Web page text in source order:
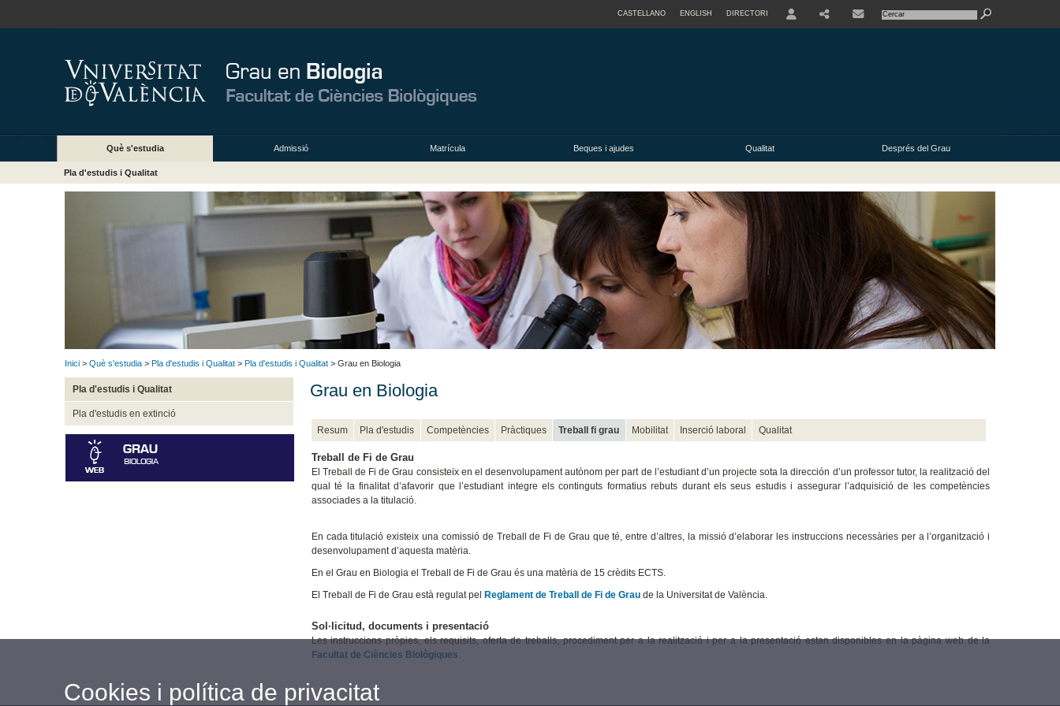
CASTELLANO ENGLISH DIRECTORI
Què s'estudia Admissió Matrícula Beques i ajudes Qualitat Després del Grau
Pla d'estudis i Qualitat
Inici > Què s'estudia > Pla d'estudis i Qualitat > Pla d'estudis i Qualitat > Grau en Biologia
Pla d'estudis i Qualitat
Pla d'estudis en extinció
Grau en Biologia
Resum Pla d'estudis Competències Pràctiques Treball fi grau Mobilitat Inserció laboral Qualitat
Treball de Fi de Grau
El Treball de Fi de Grau consisteix en el desenvolupament autònom per part de l’estudiant d’un projecte sota la dirección d’un professor tutor, la realització del
qual té la finalitat d’afavorir que l’estudiant integre els continguts formatius rebuts durant els seus estudis i assegurar l’adquisició de les competències
associades a la titulació.
En cada titulació existeix una comissió de Treball de Fi de Grau que té, entre d’altres, la missió d’elaborar les instruccions necessàries per a l’organització i
desenvolupament d’aquesta matèria.
En el Grau en Biologia el Treball de Fi de Grau és una matèria de 15 crèdits ECTS.
El Treball de Fi de Grau està regulat pel Reglament de Treball de Fi de Graude la Universitat de València.
Sol·licitud, documents i presentació
Les instruccions pròpies, els requisits, oferta de treballs, procediment per a la realització i per a la presentació estan disponibles en la pàgina web de la
Facultat de Ciències Biològiques
Cookies i política de privacitat